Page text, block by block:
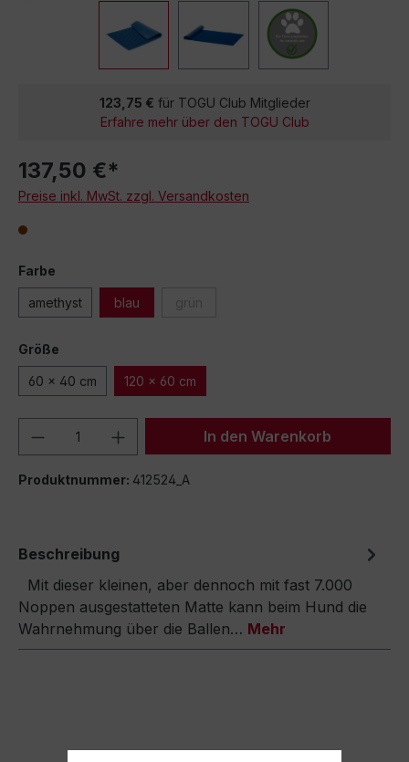
123,75 € für TOGU Club Mitglieder
Erfahre mehr über den TOGU Club
137,50 €*
Preise inkl. MwSt. zzgl. Versandkosten
Farbe
amethyst blau
Größe
60 x 40 cm 120 x 60 cm
Produkt Anzahl: Gib denIn den Warenkorb
Produktnummer: 412524_A
Beschreibung
Mit dieser kleinen, aber dennoch mit fast 7.000
Noppen ausgestatteten Matte kann beim Hund die
Wahrnehmung über die Ballen… Mehr